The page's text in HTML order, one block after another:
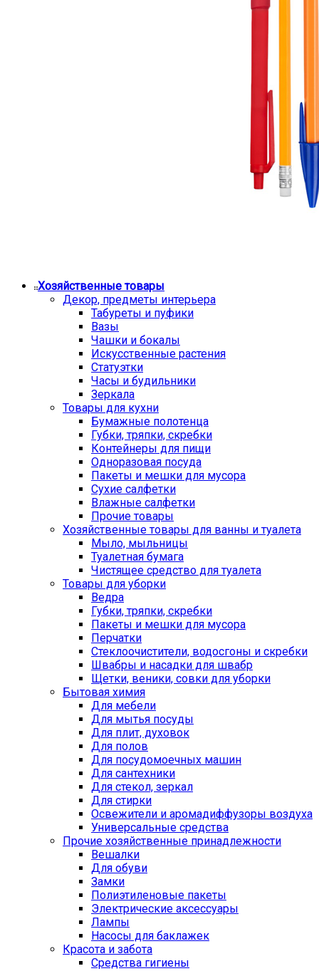
Хозяйственные товары
Декор, предметы интерьера
Табуреты и пуфики
Вазы
Чашки и бокалы
Искусственные растения
Статуэтки
Часы и будильники
Зеркала
Товары для кухни
Бумажные полотенца
Губки, тряпки, скребки
Контейнеры для пищи
Одноразовая посуда
Пакеты и мешки для мусора
Сухие салфетки
Влажные салфетки
Прочие товары
Хозяйственные товары для ванны и туалета
Мыло, мыльницы
Туалетная бумага
Чистящее средство для туалета
Товары для уборки
Ведра
Губки, тряпки, скребки
Пакеты и мешки для мусора
Перчатки
Стеклоочистители, водосгоны и скребки
Швабры и насадки для швабр
Щетки, веники, совки для уборки
Бытовая химия
Для мебели
Для мытья посуды
Для плит, духовок
Для полов
Для посудомоечных машин
Для сантехники
Для стекол, зеркал
Для стирки
Освежители и аромадиффузоры воздуха
Универсальные средства
Прочие хозяйственные принадлежности
Вешалки
Для обуви
Замки
Полиэтиленовые пакеты
Электрические аксессуары
Лампы
Насосы для баклажек
Красота и забота
Средства гигиены